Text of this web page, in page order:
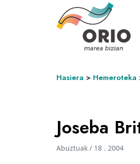
Hasiera > Hemeroteka
Joseba
Abuztuak / 18 . 2004